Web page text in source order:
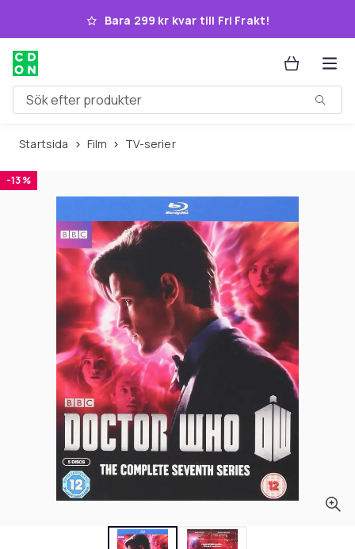
Hoppa till huvudinnehållet
Bara 299 kr kvar till Fri Frakt!
Sök efter produkter
Startsida Film TV-serier
-13 %